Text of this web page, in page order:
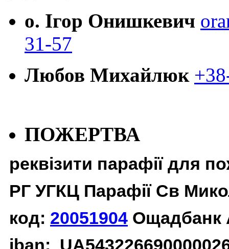
о. Ігор Онишкевич
31-57
Любов Михайлюк
ПОЖЕРТВА
реквізити парафії для
РГ УГКЦ Парафії Св
код: 20051904 Ощадбанк
iban: